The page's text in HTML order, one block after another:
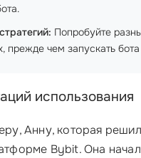
Попробуйте
прежде чем запускать
использования
Анну, которая
Bybit. Она